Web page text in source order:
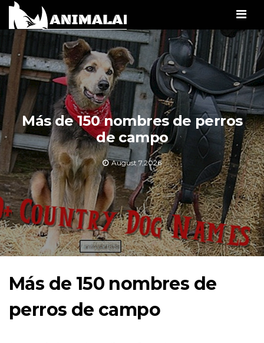
Más de 150 nombres de perros
de campo
August 7,2026
Más de 150 nombres de
perros de campo